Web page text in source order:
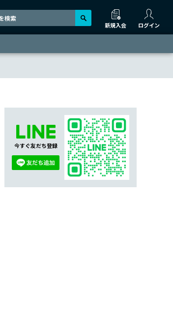
新規入会 ログイン
今すぐ友だち登録